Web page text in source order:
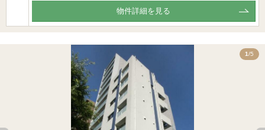
物件詳細を見る
1/5